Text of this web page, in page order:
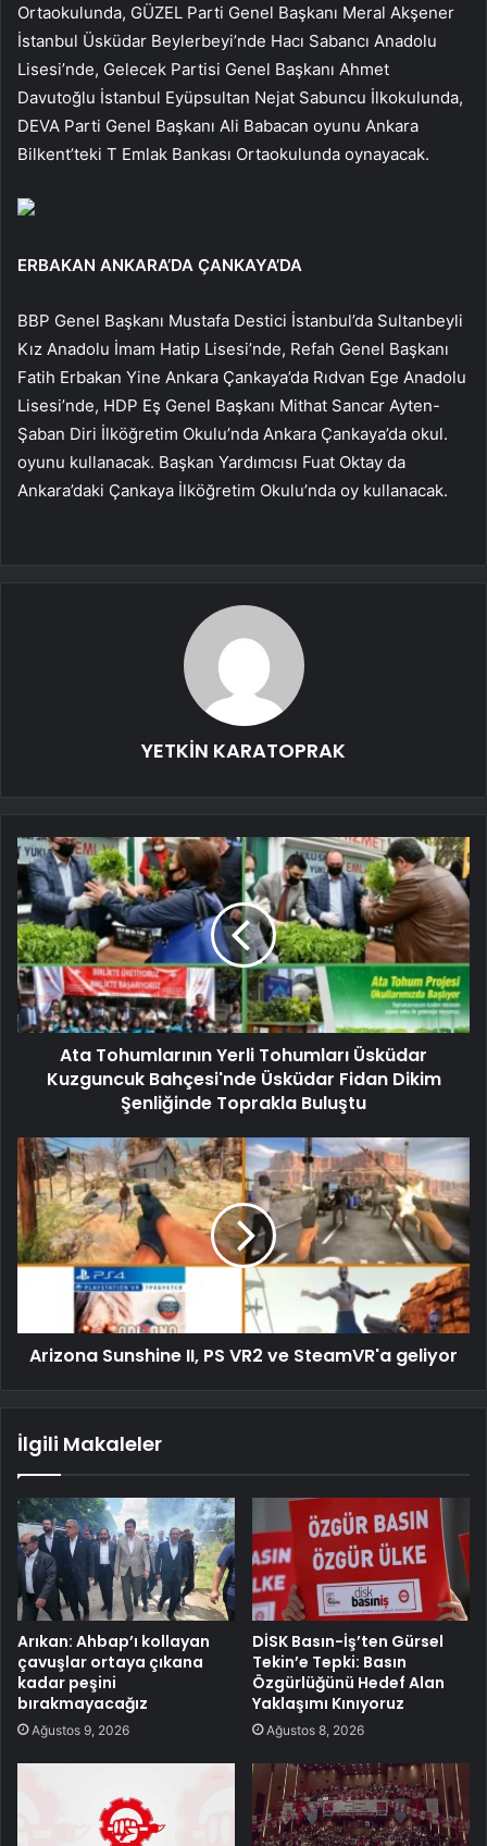
Ortaokulunda, GÜZEL Parti Genel Başkanı Meral Akşener
İstanbul Üsküdar Beylerbeyi’nde Hacı Sabancı Anadolu
Lisesi’nde, Gelecek Partisi Genel Başkanı Ahmet
Davutoğlu İstanbul Eyüpsultan Nejat Sabuncu İlkokulunda,
DEVA Parti Genel Başkanı Ali Babacan oyunu Ankara
Bilkent’teki T Emlak Bankası Ortaokulunda oynayacak.
ERBAKAN ANKARA’DA ÇANKAYA’DA
BBP Genel Başkanı Mustafa Destici İstanbul’da Sultanbeyli
Kız Anadolu İmam Hatip Lisesi’nde, Refah Genel Başkanı
Fatih Erbakan Yine Ankara Çankaya’da Rıdvan Ege Anadolu
Lisesi’nde, HDP Eş Genel Başkanı Mithat Sancar Ayten-
Şaban Diri İlköğretim Okulu’nda Ankara Çankaya’da okul.
oyunu kullanacak. Başkan Yardımcısı Fuat Oktay da
Ankara’daki Çankaya İlköğretim Okulu’nda oy kullanacak.
YETKİN KARATOPRAK
Ata Tohumlarının Yerli Tohumları Üsküdar
Kuzguncuk Bahçesi'nde Üsküdar Fidan Dikim
Şenliğinde Toprakla Buluştu
Arizona Sunshine II, PS VR2 ve SteamVR'a geliyor
İlgili Makaleler
Arıkan: Ahbap’ı kollayan
çavuşlar ortaya çıkana
kadar peşini
bırakmayacağız
Ağustos 9, 2026
DİSK Basın-İş’ten Gürsel
Tekin’e Tepki: Basın
Özgürlüğünü Hedef Alan
Yaklaşımı Kınıyoruz
Ağustos 8, 2026